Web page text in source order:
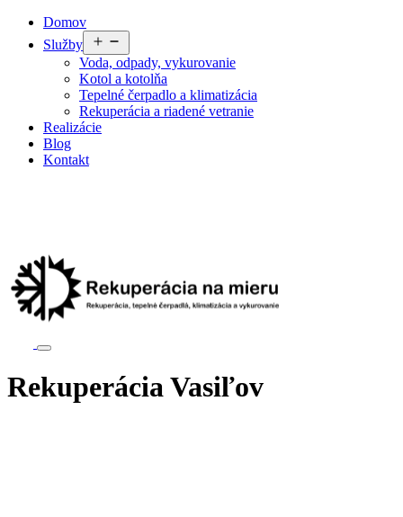
Domov
Služby
Voda, odpady, vykurovanie
Kotol a kotolňa
Tepelné čerpadlo a klimatizácia
Rekuperácia a riadené vetranie
Realizácie
Blog
Kontakt
Rekuperácia Vasiľov